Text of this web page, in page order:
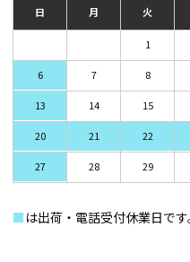
日 月 火
1
6 7 8
13 14 15
20 21 22
27 28 29
■ は出荷・電話受付休業日です